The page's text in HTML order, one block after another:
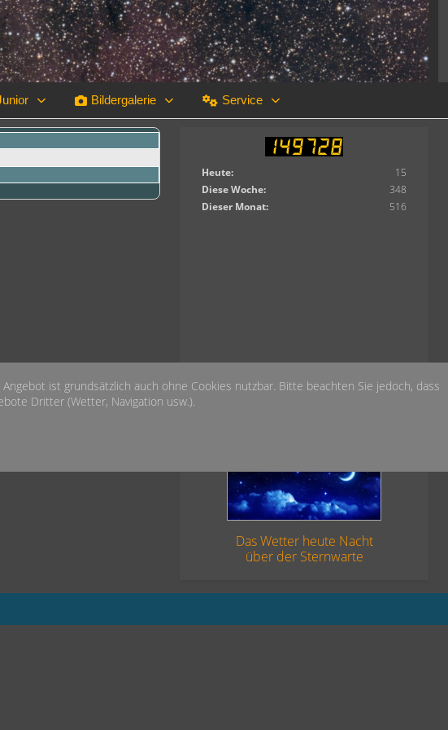
Bildergalerie Service
Heute:
15
Diese Woche:
348
Dieser Monat:
516
Das Wetter heute Nacht
über der Sternwarte
ist grundsätzlich auch ohne Cookies nutzbar. Bitte beachten Sie jedoch, dass
Dritter (Wetter, Navigation usw.).